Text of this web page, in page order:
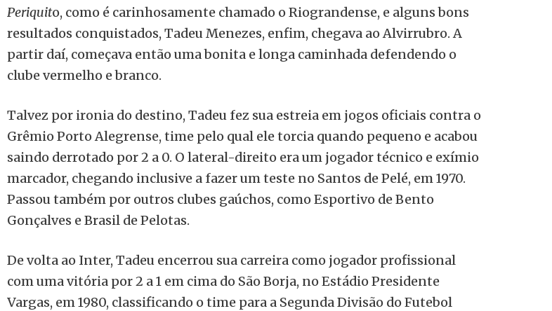
Periquito, como é carinhosamente chamado o Riograndense, e alguns bons
resultados conquistados, Tadeu Menezes, enfim, chegava ao Alvirrubro. A
partir daí, começava então uma bonita e longa caminhada defendendo o
clube vermelho e branco.
Talvez por ironia do destino, Tadeu fez sua estreia em jogos oficiais contra o
Grêmio Porto Alegrense, time pelo qual ele torcia quando pequeno e acabou
saindo derrotado por 2 a 0. O lateral-direito era um jogador técnico e exímio
marcador, chegando inclusive a fazer um teste no Santos de Pelé, em 1970.
Passou também por outros clubes gaúchos, como Esportivo de Bento
Gonçalves e Brasil de Pelotas.
De volta ao Inter, Tadeu encerrou sua carreira como jogador profissional
com uma vitória por 2 a 1 em cima do São Borja, no Estádio Presidente
Vargas, em 1980, classificando o time para a Segunda Divisão do Futebol